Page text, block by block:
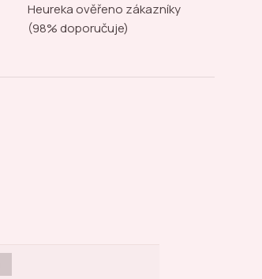
Heureka ověřeno zákazníky
(98% doporučuje)